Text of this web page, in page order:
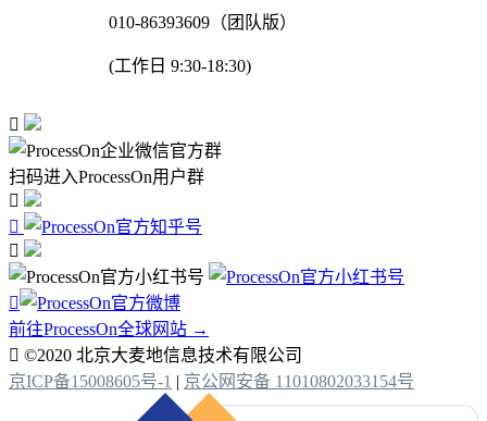
010-86393609（团队版）
(工作日 9:30-18:30)

扫码进入ProcessOn用户群




前往ProcessOn全球网站 →
 ©2020 北京大麦地信息技术有限公司
京ICP备15008605号-1 | 京公网安备 11010802033154号